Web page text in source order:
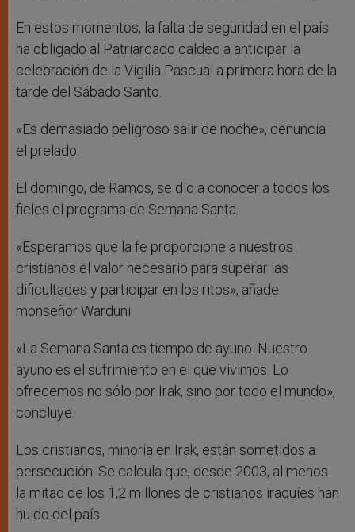
En estos momentos, la falta de seguridad en el país
ha obligado al Patriarcado caldeo a anticipar la
celebración de la Vigilia Pascual a primera hora de la
tarde del Sábado Santo.
«Es demasiado peligroso salir de noche», denuncia
el prelado.
El domingo, de Ramos, se dio a conocer a todos los
fieles el programa de Semana Santa.
«Esperamos que la fe proporcione a nuestros
cristianos el valor necesario para superar las
dificultades y participar en los ritos», añade
monseñor Warduni.
«La Semana Santa es tiempo de ayuno. Nuestro
ayuno es el sufrimiento en el que vivimos. Lo
ofrecemos no sólo por Irak, sino por todo el mundo»,
concluye.
Los cristianos, minoría en Irak, están sometidos a
persecución. Se calcula que, desde 2003, al menos
la mitad de los 1,2 millones de cristianos iraquíes han
huido del país.